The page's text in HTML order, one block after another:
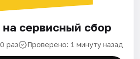
на сервисный сбор
раз Проверено: 1 минуту назад